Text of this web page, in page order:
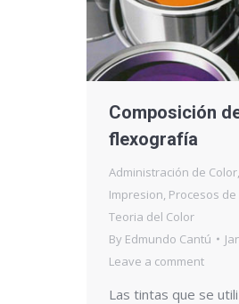
Composición
flexografía
Administración de Color,
Impresion, Procesos
Teoria del Color
By Edmundo Cantú
Leave a comment
Las tintas que se